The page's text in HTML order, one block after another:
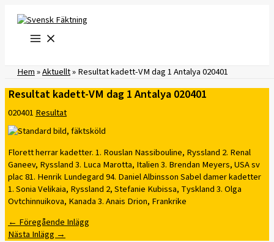
innehåll
Hem»Aktuellt»Resultat kadett-VM dag 1 Antalya 020401
Resultat kadett-VM dag 1 Antalya 020401
020401Resultat
Florett herrar kadetter. 1. Rouslan Nassibouline, Ryssland 2. Renal
Ganeev, Ryssland 3. Luca Marotta, Italien 3. Brendan Meyers, USA sv
plac 81. Henrik Lundegard 94. Daniel Albinsson Sabel damer kadetter
1. Sonia Velikaia, Ryssland 2, Stefanie Kubissa, Tyskland 3. Olga
Ovtchinnuikova, Kanada 3. Anais Drion, Frankrike
←Föregående Inlägg
Nästa Inlägg→